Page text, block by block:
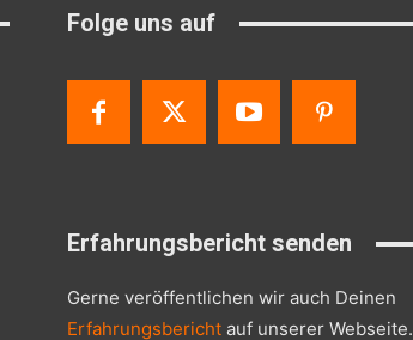
Folge uns auf
Erfahrungsbericht senden
Gerne veröffentlichen wir auch Deinen
Erfahrungsbericht auf unserer Webseite.